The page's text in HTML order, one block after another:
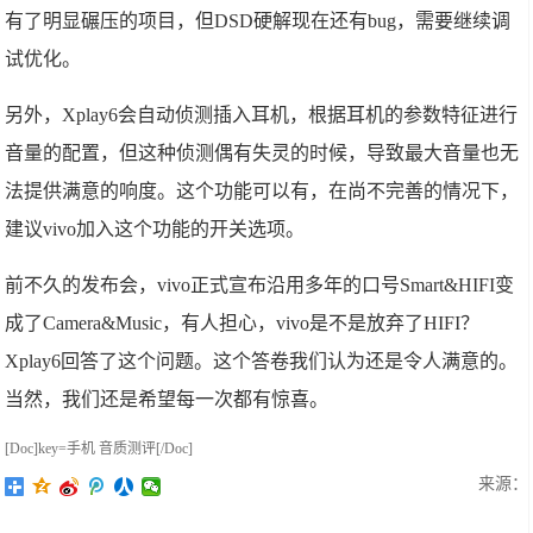
有了明显碾压的项目，但DSD硬解现在还有bug，需要继续调
试优化。
另外，Xplay6会自动侦测插入耳机，根据耳机的参数特征进行
音量的配置，但这种侦测偶有失灵的时候，导致最大音量也无
法提供满意的响度。这个功能可以有，在尚不完善的情况下，
建议vivo加入这个功能的开关选项。
前不久的发布会，vivo正式宣布沿用多年的口号Smart&HIFI变
成了Camera&Music，有人担心，vivo是不是放弃了HIFI？
Xplay6回答了这个问题。这个答卷我们认为还是令人满意的。
当然，我们还是希望每一次都有惊喜。
[Doc]key=手机 音质测评[/Doc]
来源：